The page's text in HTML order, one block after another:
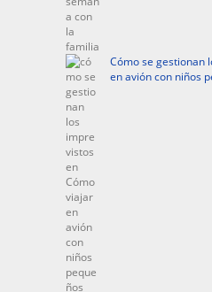
Cómo se gestionan
en avión con niños